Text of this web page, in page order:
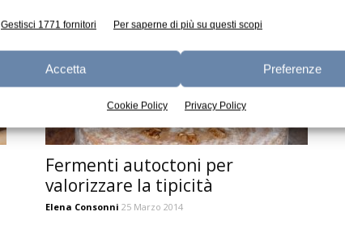
Gestisci 1771 fornitori Per saperne di più su questi scopi
Accetta Preferenze
Cookie Policy Privacy Policy
Fermenti autoctoni per
valorizzare la tipicità
Elena Consonni 25 Marzo 2014